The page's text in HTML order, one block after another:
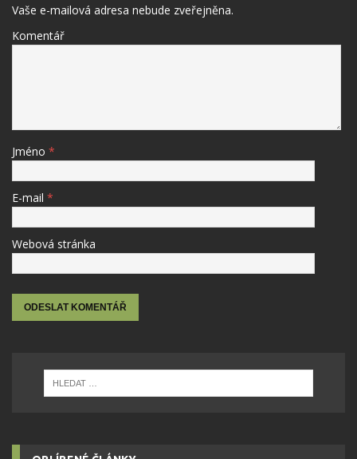
Vaše e-mailová adresa nebude zveřejněna.
Komentář
Jméno *
E-mail *
Webová stránka